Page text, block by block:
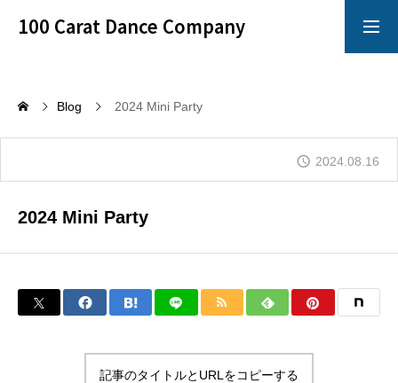
100 Carat Dance Company
Top
「心技体」すべてを満たすことのできるレッスン
100 Carat のイベントは別格!!!
100 Carat の最も熱いNewsをお知らせ!!!
Blog 2024 Mini Party
2024.08.16
2024 Mini Party
記事のタイトルとURLをコピーする